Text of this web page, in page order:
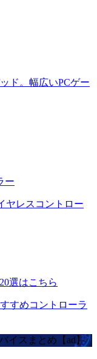
ド。幅広いPCゲー
ー
ヤレスコントロー
選はこちら
すめコントローラ
イスまとめ【ad】